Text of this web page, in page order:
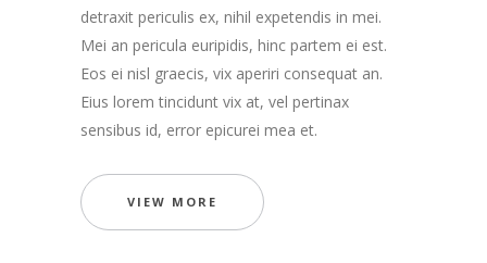
detraxit periculis ex, nihil expetendis in mei.
Mei an pericula euripidis, hinc partem ei est.
Eos ei nisl graecis, vix aperiri consequat an.
Eius lorem tincidunt vix at, vel pertinax
sensibus id, error epicurei mea et.
VIEW MORE